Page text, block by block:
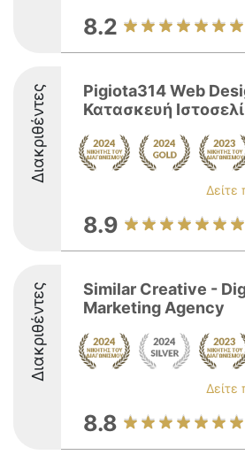
8.2
Διακριθέντες
Pigiota314 Web
Κατασκευή
Δείτε
8.9
Διακριθέντες
Similar Creative -
Marketing Agency
Δείτε
8.8